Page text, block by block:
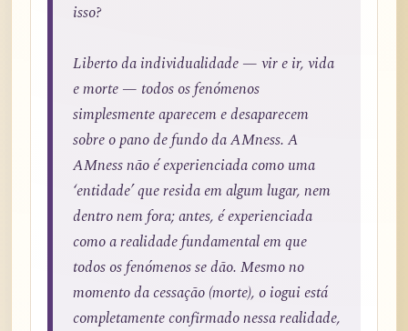
isso?
Liberto da individualidade — vir e ir, vida
e morte — todos os fenómenos
simplesmente aparecem e desaparecem
sobre o pano de fundo da AMness. A
AMness não é experienciada como uma
‘entidade’ que resida em algum lugar, nem
dentro nem fora; antes, é experienciada
como a realidade fundamental em que
todos os fenómenos se dão. Mesmo no
momento da cessação (morte), o iogui está
completamente confirmado nessa realidade,